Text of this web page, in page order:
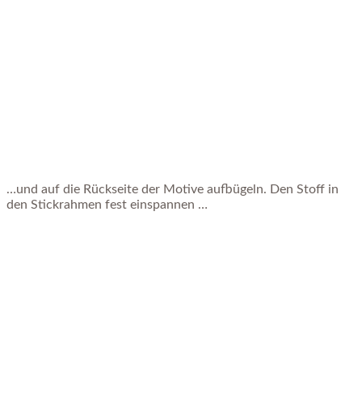
…und auf die Rückseite der Motive aufbügeln. Den Stoff in
den Stickrahmen fest einspannen …